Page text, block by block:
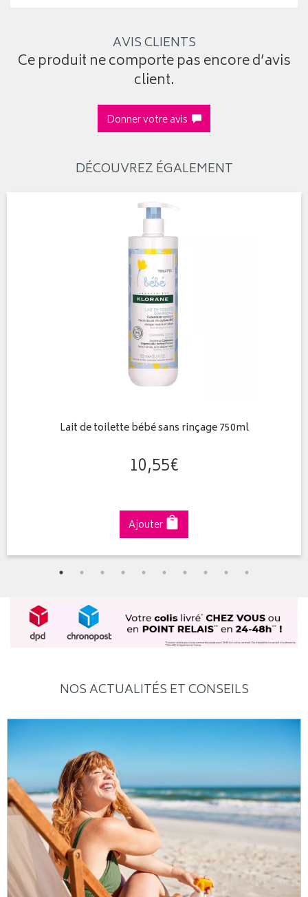
AVIS CLIENTS
Ce produit ne comporte pas encore d’avis
client.
Donner votre avis
DÉCOUVREZ ÉGALEMENT
Lait de toilette bébé sans rinçage 750ml
10,55€
Ajouter
NOS ACTUALITÉS ET CONSEILS